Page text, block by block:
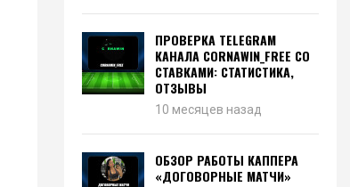
ПРОВЕРКА TELEGRAM
КАНАЛА CORNAWIN_FREE СО
СТАВКАМИ: СТАТИСТИКА,
ОТЗЫВЫ
10 месяцев назад
ОБЗОР РАБОТЫ КАППЕРА
«ДОГОВОРНЫЕ МАТЧИ»